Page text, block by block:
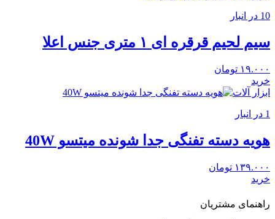
10 در انبار
سیم لحیم قرقره ای ۱ متری جنس اعلا
۱۹.۰۰۰ تومان
خرید
ابزار آلات
1 در انبار
هویه دسته تفنگی جدا شونده میتسو 40W
۱۳۹.۰۰۰ تومان
خرید
راهنمای مشتریان